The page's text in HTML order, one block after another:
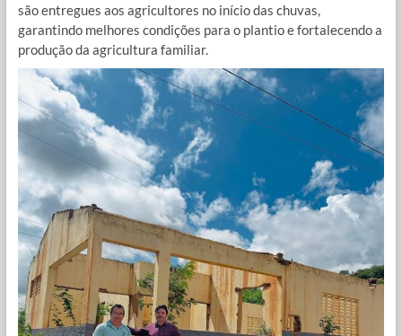
são entregues aos agricultores no início das chuvas,
garantindo melhores condições para o plantio e fortalecendo a
produção da agricultura familiar.